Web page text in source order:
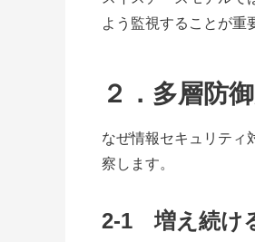
よう監視することが重
２．多層防
なぜ情報セキュリティ
察します。
2-1 増え続け